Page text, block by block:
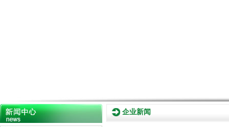
企业新闻